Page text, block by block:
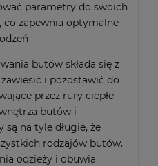
parametry do swoich
co zapewnia optymalne
butów składa się z
i pozostawić do
przez rury ciepłe
butów i
są na tyle długie, że
rodzajów butów.
odzieży i obuwia